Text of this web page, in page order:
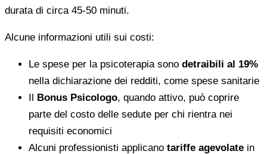
durata di circa 45-50 minuti.
Alcune informazioni utili sui costi:
Le spese per la psicoterapia sono detraibili al 19%
nella dichiarazione dei redditi, come spese sanitarie
Il Bonus Psicologo, quando attivo, può coprire
parte del costo delle sedute per chi rientra nei
requisiti economici
Alcuni professionisti applicano tariffe agevolate in